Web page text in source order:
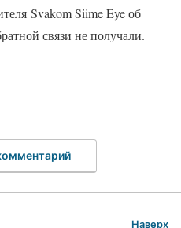
Svakom Siime Eye об
связи не получали.
Наверх